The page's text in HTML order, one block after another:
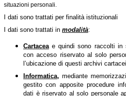
situazioni personali.
I dati sono trattati per finalità istituzionali
I dati sono trattati in modalità:
Cartacea e quindi sono raccolti in
con acceso riservato al solo
l’ubicazione di questi archivi
Informatica, mediante
gestito con apposite procedure
dati è riservato al solo personale